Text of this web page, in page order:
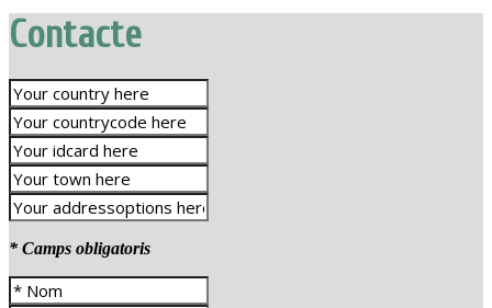
Contacte
* Camps obligatoris